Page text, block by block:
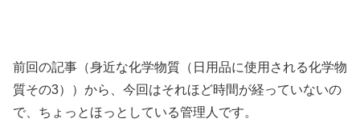
前回の記事（身近な化学物質（日用品に使用される化学物
質その3））から、今回はそれほど時間が経っていないの
で、ちょっとほっとしている管理人です。